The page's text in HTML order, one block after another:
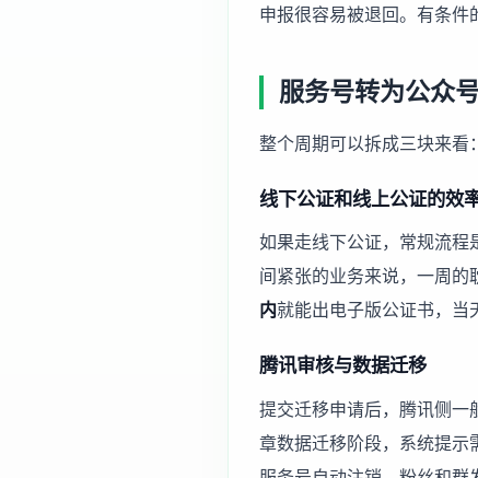
申报很容易被退回。有条件
服务号转为公众
整个周期可以拆成三块来看
线下公证和线上公证的效
如果走线下公证，常规流程
间紧张的业务来说，一周的
内就能出电子版公证书，当
腾讯审核与数据迁移
提交迁移申请后，腾讯侧一
章数据迁移阶段，系统提示